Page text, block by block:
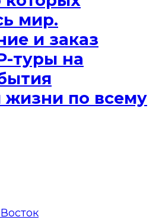
мир.
и заказ
туры на
жизни по всему